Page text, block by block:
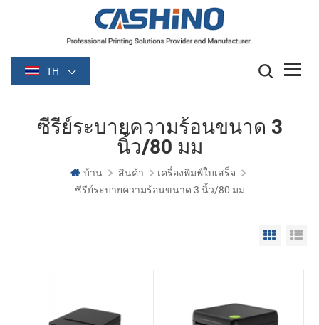
TH
ซีรีย์ระบายความร้อนขนาด 3
นิ้ว/80 มม
บ้าน สินค้า
เครื่องพิมพ์ใบเสร็จ
ซีรีย์ระบายความร้อนขนาด 3 นิ้ว/80 มม
Grid